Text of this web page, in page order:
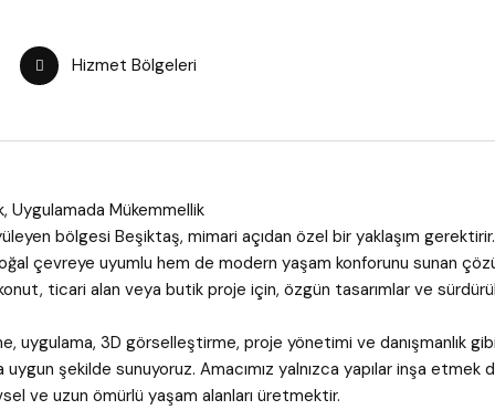
Hizmet Bölgeleri
Uygulamada Mükemmellik
bölgesi Beşiktaş, mimari açıdan özel bir yaklaşım gerektirir.
çevreye uyumlu hem de modern yaşam konforunu sunan
ticari alan veya butik proje için, özgün tasarımlar ve
uygulama, 3D görselleştirme, proje yönetimi ve danışmanlık
şekilde sunuyoruz. Amacımız yalnızca yapılar inşa etmek
ve uzun ömürlü yaşam alanları üretmektir.